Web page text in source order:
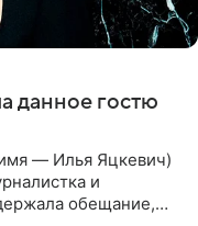
данное гостю
— Илья Яцкевич)
и
обещание,